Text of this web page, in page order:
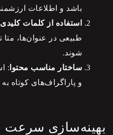
باشد و اطلاعات
استفاده از کلمات کلیدی
طبیعی در عنوان‌ها، متا
شوند.
ساختار مناسب محتوا
و پاراگراف‌های کوتاه
بهینه‌سازی سرعت